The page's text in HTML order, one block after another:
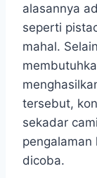
alasannya
seperti
mahal.
tersebut,
sekadar
pengalaman
dicoba.